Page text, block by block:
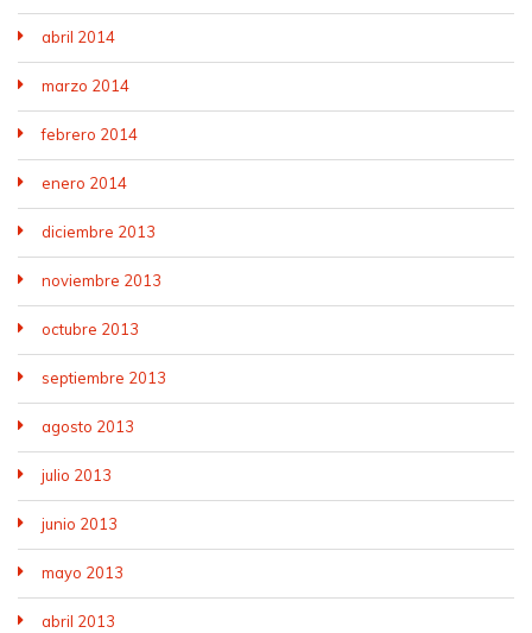
abril 2014
marzo 2014
febrero 2014
enero 2014
diciembre 2013
noviembre 2013
octubre 2013
septiembre 2013
agosto 2013
julio 2013
junio 2013
mayo 2013
abril 2013